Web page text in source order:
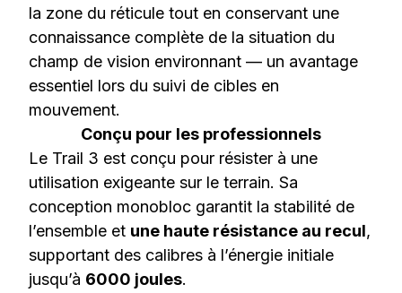
la zone du réticule tout en conservant une
connaissance complète de la situation du
champ de vision environnant — un avantage
essentiel lors du suivi de cibles en
mouvement.
Conçu pour les professionnels
Le Trail 3 est conçu pour résister à une
utilisation exigeante sur le terrain. Sa
conception monobloc garantit la stabilité de
l’ensemble et une haute résistance au recul,
supportant des calibres à l’énergie initiale
jusqu’à 6000 joules.